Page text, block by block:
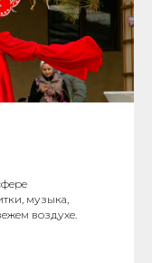
музыка,
воздухе.